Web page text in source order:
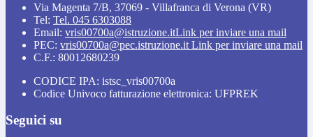
Via Magenta 7/B, 37069 - Villafranca di Verona (VR)
Tel: Tel. 045 6303088
Email: vris00700a@istruzione.itLink per inviare una mail
PEC: vris00700a@pec.istruzione.it Link per inviare una mail
C.F.: 80012680239
CODICE IPA: istsc_vris00700a
Codice Univoco fatturazione elettronica: UFPREK
Seguici su